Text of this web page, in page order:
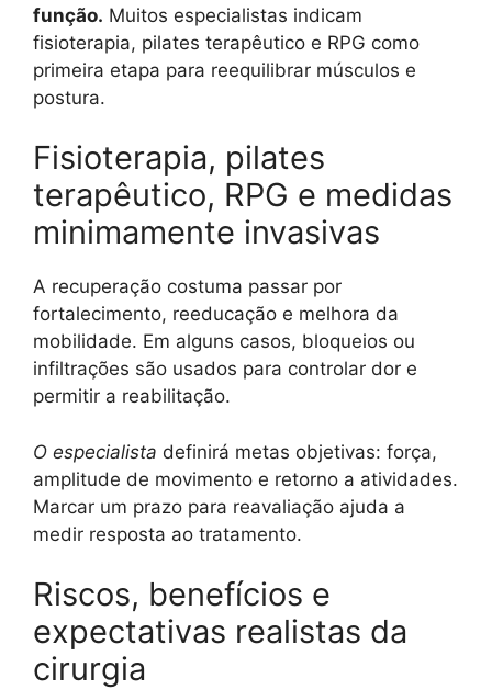
função. Muitos especialistas indicam
fisioterapia, pilates terapêutico e RPG como
primeira etapa para reequilibrar músculos e
postura.
Fisioterapia, pilates
terapêutico, RPG e medidas
minimamente invasivas
A recuperação costuma passar por
fortalecimento, reeducação e melhora da
mobilidade. Em alguns casos, bloqueios ou
infiltrações são usados para controlar dor e
permitir a reabilitação.
O especialista definirá metas objetivas: força,
amplitude de movimento e retorno a atividades.
Marcar um prazo para reavaliação ajuda a
medir resposta ao tratamento.
Riscos, benefícios e
expectativas realistas da
cirurgia